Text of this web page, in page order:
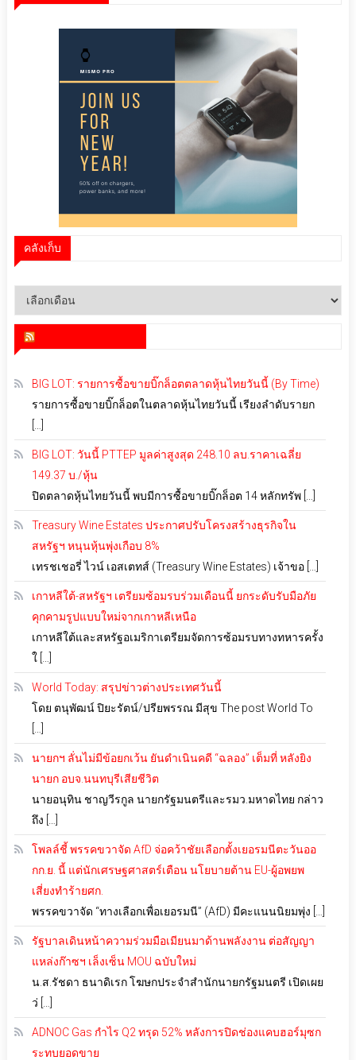
คลังเก็บ
คลัง
BIG LOT: รายการซื้อขายบิ๊กล็อตตลาดหุ้นไทยวันนี้ (By Time)
รายการซื้อขายบิ๊กล็อตในตลาดหุ้นไทยวันนี้ เรียงลำดับรายก
BIG LOT: วันนี้ PTTEP มูลค่าสูงสุด 248.10 ลบ.ราคาเฉลี่ย
149.37 บ./หุ้น
ปิดตลาดหุ้นไทยวันนี้ พบมีการซื้อขายบิ๊กล็อต 14 หลักทรัพ […]
Treasury Wine Estates ประกาศปรับโครงสร้างธุรกิจใน
สหรัฐฯ หนุนหุ้นพุ่งเกือบ 8%
เทรชเชอรี่ ไวน์ เอสเตทส์ (Treasury Wine Estates) เจ้าขอ […]
เกาหลีใต้-สหรัฐฯ เตรียมซ้อมรบร่วมเดือนนี้ ยกระดับรับมือภัย
คุกคามรูปแบบใหม่จากเกาหลีเหนือ
เกาหลีใต้และสหรัฐอเมริกาเตรียมจัดการซ้อมรบทางทหารครั้ง
ใ […]
World Today: สรุปข่าวต่างประเทศวันนี้
โดย ตนุพัฒน์ ปิยะรัตน์/ปรียพรรณ มีสุข The post World To
นายกฯ ลั่นไม่มีข้อยกเว้น ยันดำเนินคดี “ฉลอง” เต็มที่ หลังยิง
นายก อบจ.นนทบุรีเสียชีวิต
นายอนุทิน ชาญวีรกูล นายกรัฐมนตรีและรมว.มหาดไทย กล่าว
ถึง […]
โพลล์ชี้ พรรคขวาจัด AfD จ่อคว้าชัยเลือกตั้งเยอรมนีตะวันออ
กก.ย. นี้ แต่นักเศรษฐศาสตร์เตือน นโยบายต้าน EU-ผู้อพยพ
เสี่ยงทำร้ายศก.
พรรคขวาจัด “ทางเลือกเพื่อเยอรมนี” (AfD) มีคะแนนนิยมพุ่ง […]
รัฐบาลเดินหน้าความร่วมมือเมียนมาด้านพลังงาน ต่อสัญญา
แหล่งก๊าซฯ เล็งเซ็น MOU ฉบับใหม่
น.ส.รัชดา ธนาดิเรก โฆษกประจำสำนักนายกรัฐมนตรี เปิดเผย
ว่ […]
ADNOC Gas กำไร Q2 ทรุด 52% หลังการปิดช่องแคบฮอร์มุซก
ระทบยอดขาย